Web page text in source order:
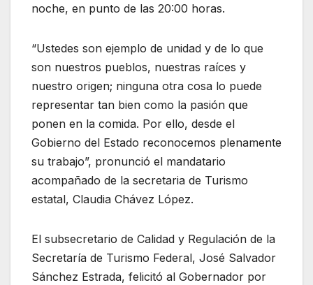
noche, en punto de las 20:00 horas.
“Ustedes son ejemplo de unidad y de lo que
son nuestros pueblos, nuestras raíces y
nuestro origen; ninguna otra cosa lo puede
representar tan bien como la pasión que
ponen en la comida. Por ello, desde el
Gobierno del Estado reconocemos plenamente
su trabajo”, pronunció el mandatario
acompañado de la secretaria de Turismo
estatal, Claudia Chávez López.
El subsecretario de Calidad y Regulación de la
Secretaría de Turismo Federal, José Salvador
Sánchez Estrada, felicitó al Gobernador por